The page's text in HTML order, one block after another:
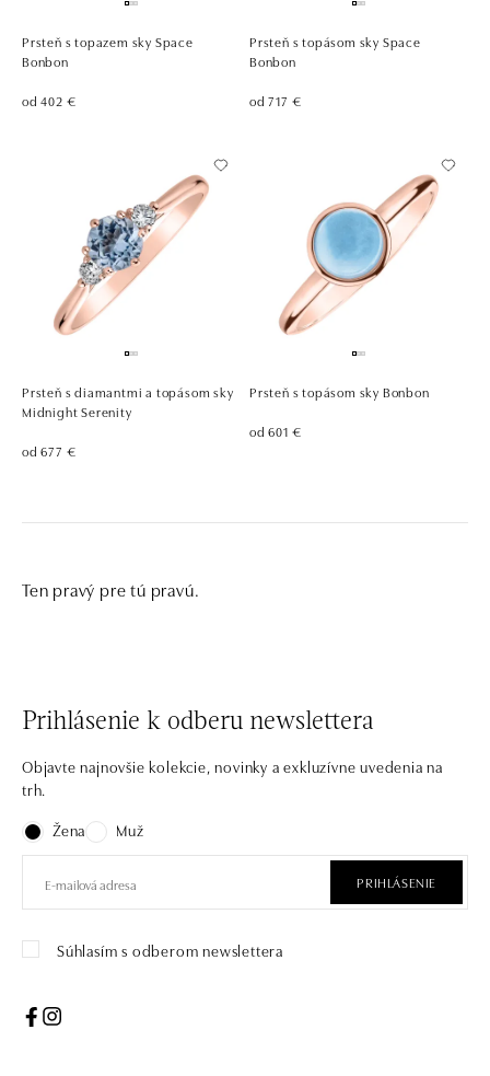
Prsteň s topazem sky Space
Bonbon
od 402 €
Prsteň s topásom sky Space
Bonbon
od 717 €
Prsteň s diamantmi a topásom sky
Midnight Serenity
od 677 €
Prsteň s topásom sky Bonbon
od 601 €
Ten pravý pre tú pravú.
Prihlásenie k odberu newslettera
Objavte najnovšie kolekcie, novinky a exkluzívne uvedenia na
trh.
Žena
Muž
PRIHLÁSENIE
Súhlasím s odberom newslettera